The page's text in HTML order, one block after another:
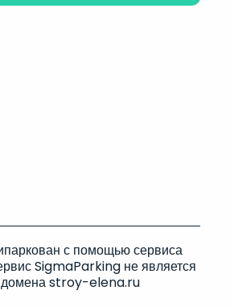
с помощью сервиса
SigmaParking не является
домена stroy-elena.ru